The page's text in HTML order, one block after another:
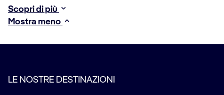
Scopri di più
Mostra meno
LE NOSTRE DESTINAZIONI